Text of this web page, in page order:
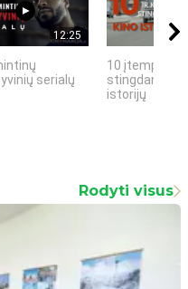
12:25
serialų
10 įtemptų,
stingdančių
istorijų
Rodyti visus